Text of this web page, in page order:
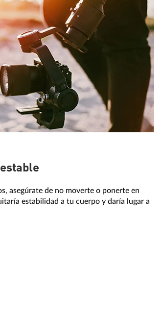
asegúrate de no moverte o ponerte en
estabilidad a tu cuerpo y daría lugar a